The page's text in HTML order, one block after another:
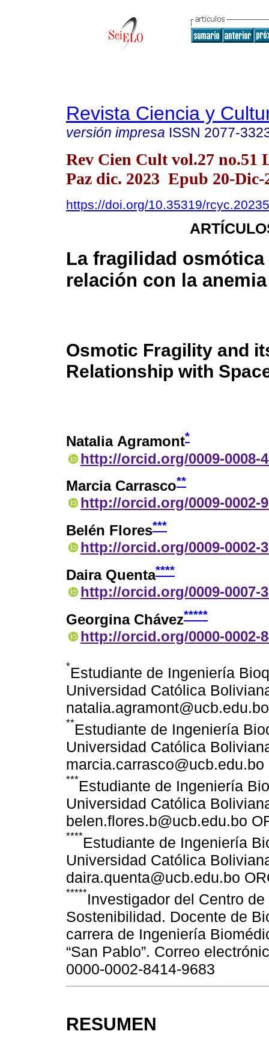
Revista Ciencia y
versión impresa ISSN 2077-
Rev Cien Cult vol.27 no.51
Paz dic. 2023 Epub 20-Dic-
https://doi.org/10.35319/
La fragilidad osmótica
relación con la
Osmotic Fragility and
Relationship with
Natalia Agramont*
http://orcid.org/0009-0008-
Marcia Carrasco**
http://orcid.org/0009-0002-
Belén Flores***
http://orcid.org/0009-0002-
Daira Quenta****
http://orcid.org/0009-0007-
Georgina Chávez*****
http://orcid.org/0000-0002-
*Estudiante de Ingeniería
Universidad Católica
**Estudiante de Ingeniería
Universidad Católica
***Estudiante de Ingeniería
Universidad Católica
belen.flores.b@ucb.edu.bo
****Estudiante de Ingeniería
Universidad Católica
daira.quenta@ucb.edu.bo
*****Investigador del Centro
Sostenibilidad. Docente de
carrera de Ingeniería
“San Pablo”. Correo
0000-0002-8414-9683
RESUMEN